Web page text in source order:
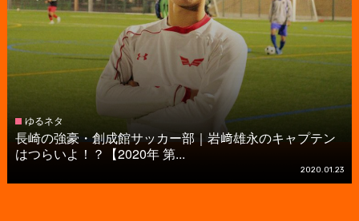
ゆるネタ
長崎の強豪・創成館サッカー部｜岩﨑雄永のキャプテン
はつらいよ！？【2020年 第...
2020.01.23